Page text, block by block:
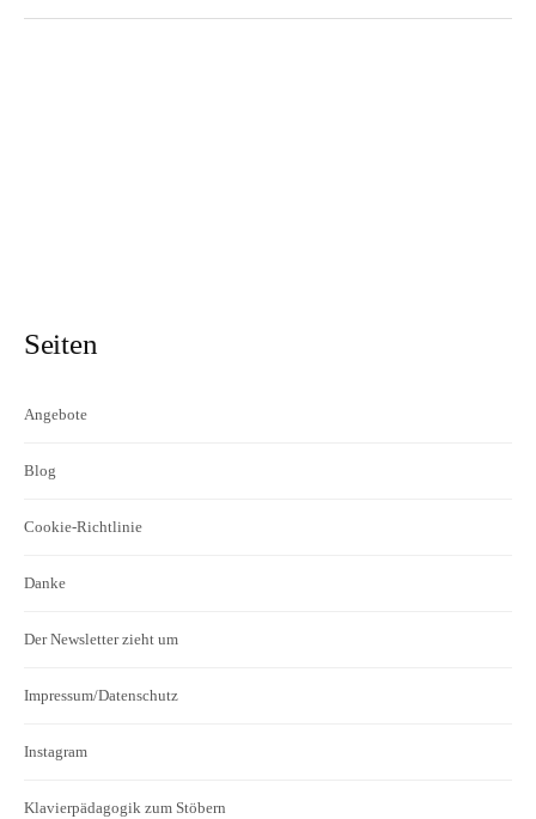
Seiten
Angebote
Blog
Cookie-Richtlinie
Danke
Der Newsletter zieht um
Impressum/Datenschutz
Instagram
Klavierpädagogik zum Stöbern